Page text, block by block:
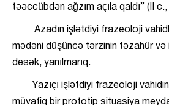
təəccübdən ağzım açıla qaldı” (II
Azadın işlətdiyi frazeoloji vahidlər
mədəni düşüncə tərzinin təzahür və
desək, yanılmarıq.
Yazıçı işlətdiyi frazeoloji vahidin
müvafiq bir prototip situasiya